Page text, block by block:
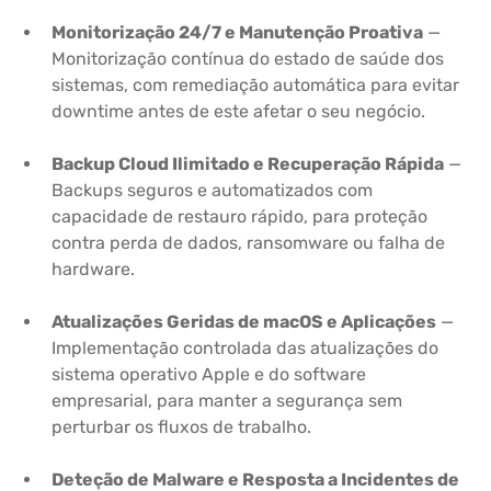
Monitorização 24/7 e Manutenção Proativa —
Monitorização contínua do estado de saúde dos
sistemas, com remediação automática para evitar
downtime antes de este afetar o seu negócio.
Backup Cloud Ilimitado e Recuperação Rápida —
Backups seguros e automatizados com
capacidade de restauro rápido, para proteção
contra perda de dados, ransomware ou falha de
hardware.
Atualizações Geridas de macOS e Aplicações —
Implementação controlada das atualizações do
sistema operativo Apple e do software
empresarial, para manter a segurança sem
perturbar os fluxos de trabalho.
Deteção de Malware e Resposta a Incidentes de